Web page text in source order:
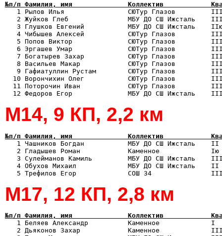
№п/п Фамилия, имя              Коллектив            Квал
1 Рылов Илья                СЮТур Глазов
2 Жуйков Глеб               МБУ ДО СШ Ижсталь
3 Глушков Евгений           МБУ ДО СШ Ижсталь
4 Чибышев Алексей           СЮТур Глазов
5 Попов Виктор              СЮТур Глазов
6 Эргашев Умар              СЮТур Глазов
7 Богатырев Захар           СЮТур Глазов
8 Васильев Макар            СЮТур Глазов
9 Гафиатуллин Рустам        СЮТур Глазов
10 Ворончихин Олег           СЮТур Глазов
11 Поторочин Иван            СЮТур Глазов
М14, 9 КП, 2,2 км
№п/п Фамилия, имя              Коллектив            Квал
1 Чашников Богдан           МБУ ДО СШ Ижсталь
2 Гладышев Роман            Каменное
3 Сулейманов Камиль         МБУ ДО СШ Ижсталь
4 Обухов Михаил             МБУ ДО СШ Ижсталь
М17, 12 КП, 2,8 км
№п/п Фамилия, имя              Коллектив            Квал
1 Беляев Александр          Каменное             I
2 Дьяконов Захар            Каменное